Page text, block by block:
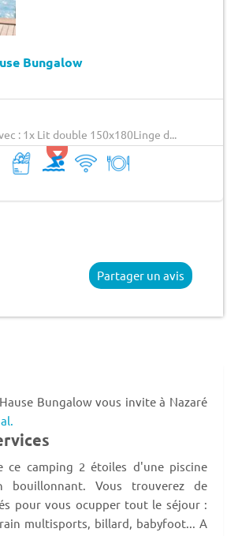
Bungalow
: 1x Lit double 150x180Linge d...
Partager un avis
Bungalow vous invite à Nazaré
ce camping 2 étoiles d'une piscine
bouillonnant. Vous trouverez de
pour vous ocupper tout le séjour :
multisports, billard, babyfoot... A